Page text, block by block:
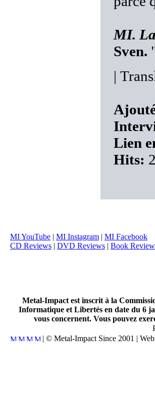
MI.
Sven.
|
Lien
Hits:
MI YouTube | MI Instagram | MI Facebook
CD Reviews | DVD Reviews | Book
Metal-Impact est inscrit à la
Informatique et Libertés en date du 6
vous concernent. Vous pouvez
| © Metal-Impact Since 2001 |